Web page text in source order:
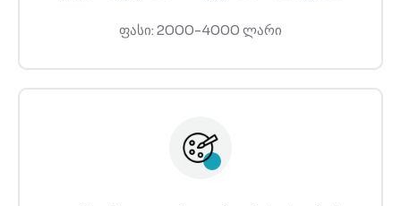
ფასი: 2000-4000 ლარი